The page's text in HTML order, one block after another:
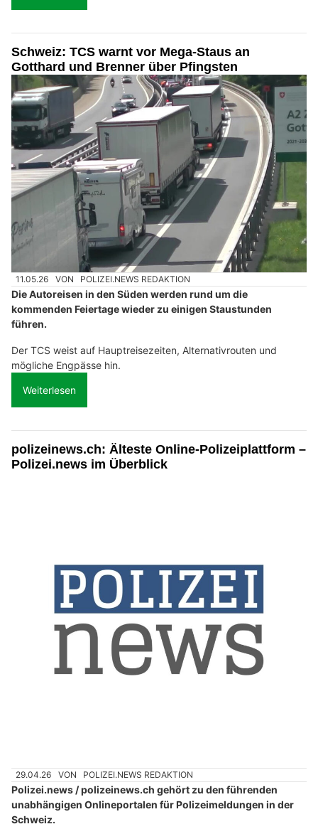
Schweiz: TCS warnt vor Mega-Staus an
Gotthard und Brenner über Pfingsten
11.05.26 VON POLIZEI.NEWS REDAKTION
Die Autoreisen in den Süden werden rund um die
kommenden Feiertage wieder zu einigen Staustunden
führen.
Der TCS weist auf Hauptreisezeiten, Alternativrouten und
mögliche Engpässe hin.
Weiterlesen
polizeinews.ch: Älteste Online-Polizeiplattform –
Polizei.news im Überblick
29.04.26 VON POLIZEI.NEWS REDAKTION
Polizei.news / polizeinews.ch gehört zu den führenden
unabhängigen Onlineportalen für Polizeimeldungen in der
Schweiz.